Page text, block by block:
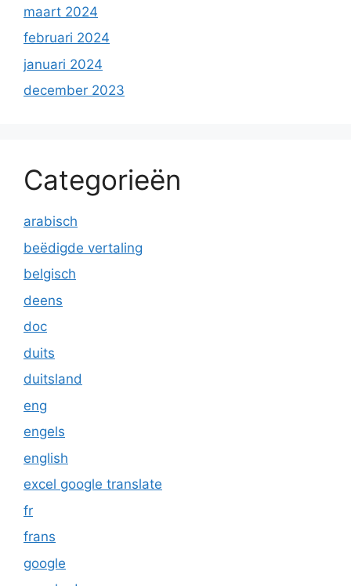
maart 2024
februari 2024
januari 2024
december 2023
Categorieën
arabisch
beëdigde vertaling
belgisch
deens
doc
duits
duitsland
eng
engels
english
excel google translate
fr
frans
google